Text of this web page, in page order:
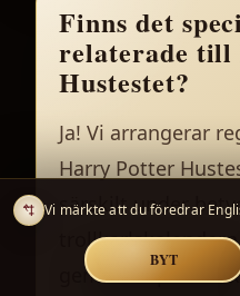
Vi märkte att du föredrar
BYT
Finns det
relaterade
Hustestet?
Ja! Vi arrangerar
Harry Potter
särskilt under
gemenskap för